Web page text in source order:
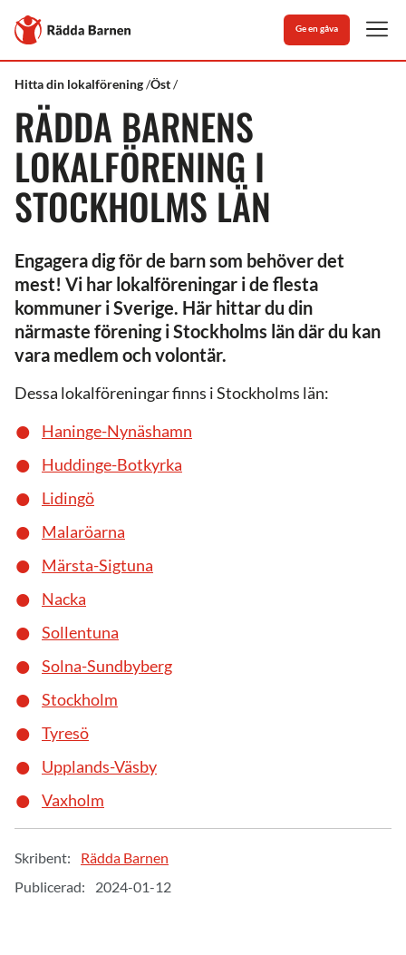
Till
Rädda
Barnens
Ge en gåva
Rädda
Medlem
volontär
Hitta din lokalförening Öst
Stockholms
RÄDDA BARNENS
LOKALFÖRENING I
STOCKHOLMS LÄN
Engagera dig för de barn som behöver det
mest! Vi har lokalföreningar i de flesta
kommuner i Sverige. Här hittar du din
närmaste förening i Stockholms län där du kan
vara medlem och volontär.
Dessa lokalföreningar finns i Stockholms län:
Haninge-Nynäshamn
Huddinge-Botkyrka
Lidingö
Malaröarna
Märsta-Sigtuna
Nacka
Sollentuna
Solna-Sundbyberg
Stockholm
Tyresö
Upplands-Väsby
Vaxholm
Skribent:
Rädda Barnen
Publicerad:
2024-01-12